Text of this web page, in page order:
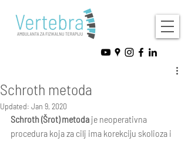
Schroth metoda
Updated: Jan 9, 2020
Schroth (Šrot) metoda je neoperativna
procedura koja za cilj ima korekciju skolioza i